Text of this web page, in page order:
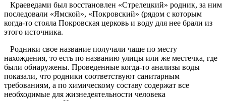
Краеведами был восстановлен «Стрелецкий» родник, за ним
последовали «Ямской», «Покровский» (рядом с которым
когда-то стояла Покровская церковь и воду для нее брали из
этого источника.
Родники свое название получали чаще по месту
нахождения, то есть по названию улицы или же местечка, где
были обнаружены. Проведенные когда-то анализы воды
показали, что родники соответствуют санитарным
требованиям, а по химическому составу содержат все
необходимые для жизнедеятельности человека